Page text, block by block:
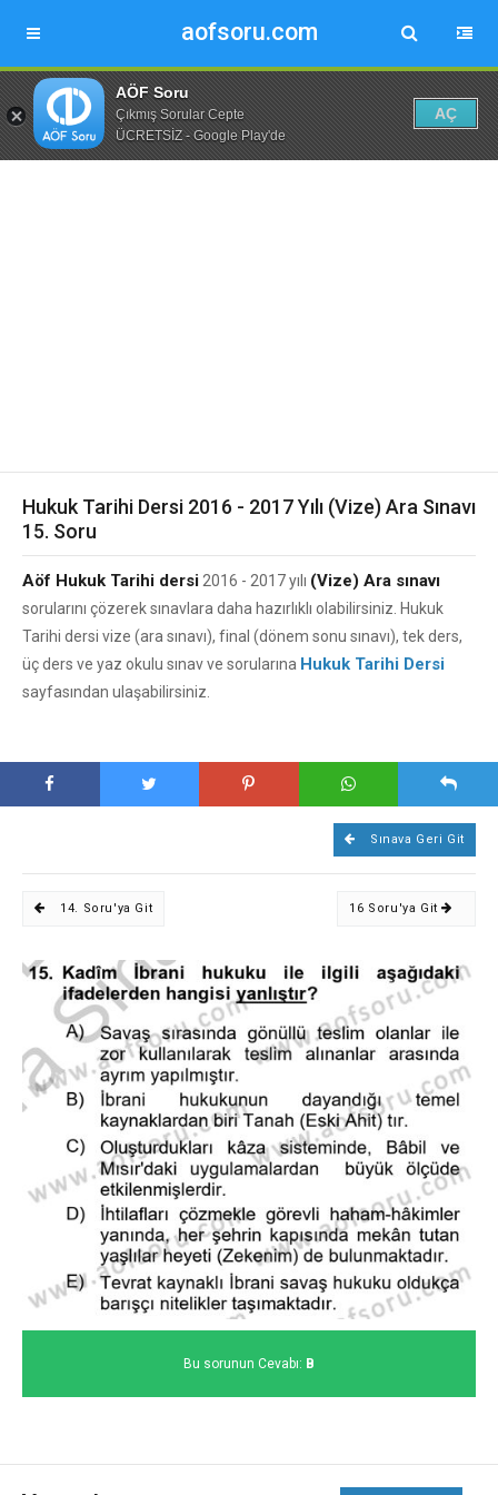
aofsoru.com
AÖF Soru
Çıkmış Sorular Cepte
ÜCRETSİZ - Google Play'de
AÇ
Hukuk Tarihi Dersi 2016 - 2017 Yılı (Vize) Ara Sınavı
15. Soru
Aöf Hukuk Tarihi dersi 2016 - 2017 yılı (Vize) Ara sınavı
sorularını çözerek sınavlara daha hazırlıklı olabilirsiniz. Hukuk
Tarihi dersi vize (ara sınavı), final (dönem sonu sınavı), tek ders,
üç ders ve yaz okulu sınav ve sorularına Hukuk Tarihi Dersi
sayfasından ulaşabilirsiniz.
Sınava Geri Git
14. Soru'ya Git 16 Soru'ya Git
Bu sorunun Cevabı: B